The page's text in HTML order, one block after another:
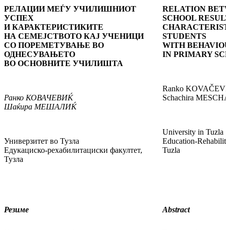
РЕЛАЦИИ МЕЃУ УЧИЛИШНИОТ
УСПЕХ
И КАРАКТЕРИСТИКИТЕ
НА СЕМЕЈСТВОТО КАЈ УЧЕНИЦИ
СО ПОРЕМЕТУВАЊЕ ВО
ОДНЕСУВАЊЕТО
ВО ОСНОВНИТЕ УЧИЛИШТА
Ранко КОВАЧЕВИЌ
Шаќира МЕШАЛИЌ
Универзитет во Тузла
Едукациско-рехабилитациски факултет,
Тузла
RELATION
SCHOOL
STUDENTS
WITH
IN PRIMARY
Ranko
Schachira
University in Tuzla
Education-
Tuzla
Резиме Abstract